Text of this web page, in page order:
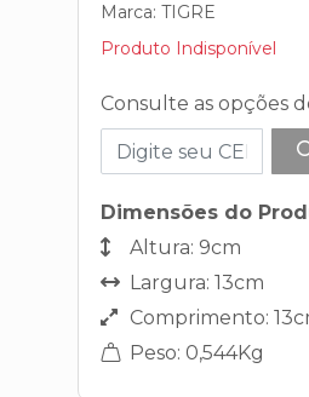
Marca: TIGRE
Produto Indisponível
Consulte as opções
Dimensões do
Altura: 9cm
Largura: 13cm
Comprimento:
Peso: 0,544Kg